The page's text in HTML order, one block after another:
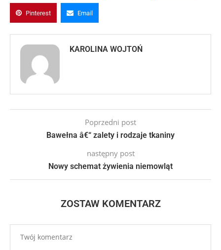
Pinterest Email
KAROLINA WOJTOŃ
Poprzedni post
Bawełna â€“ zalety i rodzaje tkaniny
następny post
Nowy schemat żywienia niemowląt
ZOSTAW KOMENTARZ